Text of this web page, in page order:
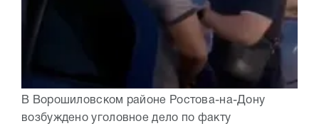
В Ворошиловском районе Ростова-на-Дону
возбуждено уголовное дело по факту